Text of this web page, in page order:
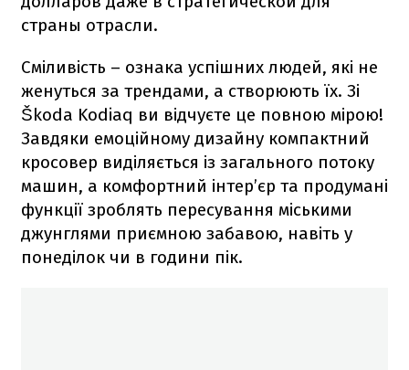
страны отрасли.
Сміливість – ознака успішних людей, які не
женуться за трендами, а створюють їх. Зі
Škoda Kodiaq ви відчуєте це повною мірою!
Завдяки емоційному дизайну компактний
кросовер виділяється із загального потоку
машин, а комфортний інтер’єр та продумані
функції зроблять пересування міськими
джунглями приємною забавою, навіть у
понеділок чи в години пік.